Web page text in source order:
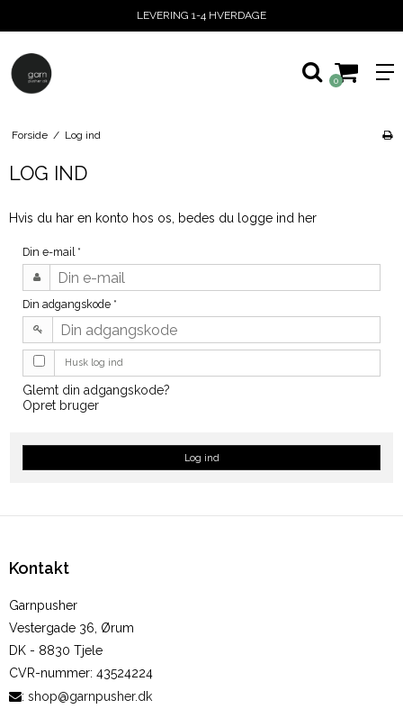
LEVERING 1-4 HVERDAGE
0
Forside / Log ind
LOG IND
Hvis du har en konto hos os, bedes du logge ind her
Din e-mail *
Din adgangskode *
Husk log ind
Glemt din adgangskode?
Opret bruger
Log ind
Kontakt
Garnpusher
Vestergade 36, Ørum
DK - 8830 Tjele
CVR-nummer: 43524224
: shop@garnpusher.dk